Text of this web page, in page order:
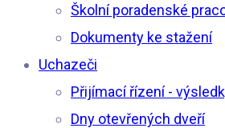
Školní poradenské
Dokumenty ke stažení
Uchazeči
Přijímací řízení -
Dny otevřených dveří